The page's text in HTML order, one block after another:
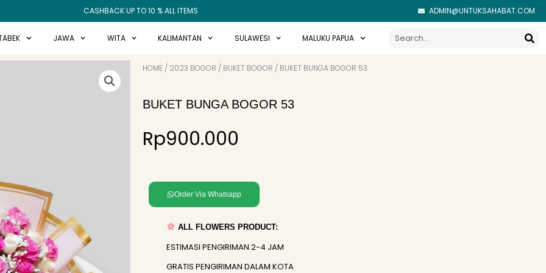
CASHBACK UP TO 10 % ALL ITEMS ADMIN@UNTUKSAHABAT.COM
JAWA WITA KALIMANTAN SULAWESI MALUKU PAPUA Search
HOME / 2023 BOGOR / BUKET BOGOR / BUKET BUNGA BOGOR 53
BUKET BUNGA BOGOR 53
Rp900.000
Order Via Whatsapp
ALL FLOWERS PRODUCT:
ESTIMASI PENGIRIMAN 2-4 JAM
GRATIS PENGIRIMAN DALAM KOTA